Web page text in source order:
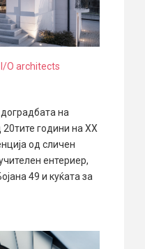
O architects
на
години на XX
од сличен
ентериер,
49 и куќата за